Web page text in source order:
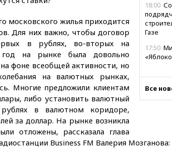
18:00
Газе
17:50
области
Все
московского жилья приходится
Для них важно, чтобы договор
в рублях, во-вторых на
на рынке была довольно
фоне всеобщей активности, но
на валютных рынках,
Многие предложили клиентам
либо установить валютный
в валютном коридоре,
за доллар. На рынке возникла
отложены, рассказала глава
Business FM Валерия Мозганова: